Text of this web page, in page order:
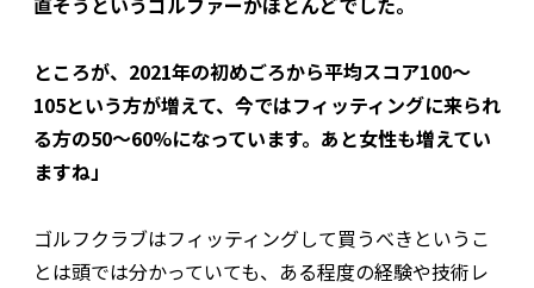
ところが、2021年の初めごろから平均スコア100～
105という方が増えて、今ではフィッティングに来られ
る方の50～60%になっています。あと女性も増えてい
ますね」
ゴルフクラブはフィッティングして買うべきというこ
とは頭では分かっていても、ある程度の経験や技術レ